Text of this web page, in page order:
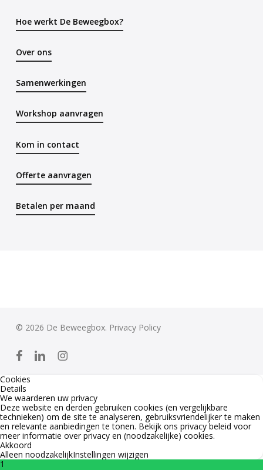
Hoe werkt De Beweegbox?
Over ons
Samenwerkingen
Workshop aanvragen
Kom in contact
Offerte aanvragen
Betalen per maand
© 2026 De Beweegbox. Privacy Policy
facebooklinkedininstagram
Cookies
Details
We waarderen uw privacy
Deze website en derden gebruiken cookies (en vergelijkbare
technieken) om de site te analyseren, gebruiksvriendelijker te maken
en relevante aanbiedingen te tonen. Bekijk ons privacy beleid voor
meer informatie over privacy en (noodzakelijke) cookies.
Akkoord
Alleen noodzakelijkInstellingen wijzigen
1